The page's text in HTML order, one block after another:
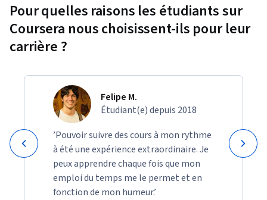
Pour quelles raisons les étudiants sur
Coursera nous choisissent-ils pour leur
carrière ?
Felipe M.
Étudiant(e) depuis 2018
’Pouvoir suivre des cours à mon rythme
à été une expérience extraordinaire. Je
peux apprendre chaque fois que mon
emploi du temps me le permet et en
fonction de mon humeur.’